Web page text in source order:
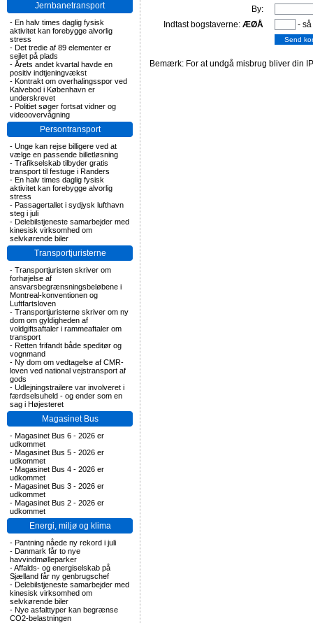
Jernbanetransport
- En halv times daglig fysisk
aktivitet kan forebygge alvorlig
stress
- Det tredie af 89 elementer er
sejlet på plads
- Årets andet kvartal havde en
positiv indtjeningvækst
- Kontrakt om overhalingsspor ved
Kalvebod i København er
underskrevet
- Politiet søger fortsat vidner og
videoovervågning
Persontransport
- Unge kan rejse billigere ved at
vælge en passende billetløsning
- Trafikselskab tilbyder gratis
transport til festuge i Randers
- En halv times daglig fysisk
aktivitet kan forebygge alvorlig
stress
- Passagertallet i sydjysk lufthavn
steg i juli
- Delebilstjeneste samarbejder med
kinesisk virksomhed om
selvkørende biler
Transportjuristerne
- Transportjuristen skriver om
forhøjelse af
ansvarsbegrænsningsbeløbene i
Montreal-konventionen og
Luftfartsloven
- Transportjuristerne skriver om ny
dom om gyldigheden af
voldgiftsaftaler i rammeaftaler om
transport
- Retten frifandt både speditør og
vognmand
- Ny dom om vedtagelse af CMR-
loven ved national vejstransport af
gods
- Udlejningstrailere var involveret i
færdselsuheld - og ender som en
sag i Højesteret
Magasinet Bus
- Magasinet Bus 6 - 2026 er
udkommet
- Magasinet Bus 5 - 2026 er
udkommet
- Magasinet Bus 4 - 2026 er
udkommet
- Magasinet Bus 3 - 2026 er
udkommet
- Magasinet Bus 2 - 2026 er
udkommet
Energi, miljø og klima
- Pantning nåede ny rekord i juli
- Danmark får to nye
havvindmølleparker
-Affalds- og energiselskab på
Sjælland får ny genbrugschef
- Delebilstjeneste samarbejder med
kinesisk virksomhed om
selvkørende biler
- Nye asfalttyper kan begrænse
CO2-belastningen
By:
Indtast bogstaverne: ÆØÅ -
Bemærk: For at undgå misbrug bliver din